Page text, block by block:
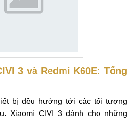
3 và Redmi K60E: Tổng
bị đều hướng tới các tối tượng
Xiaomi CIVI 3 dành cho những